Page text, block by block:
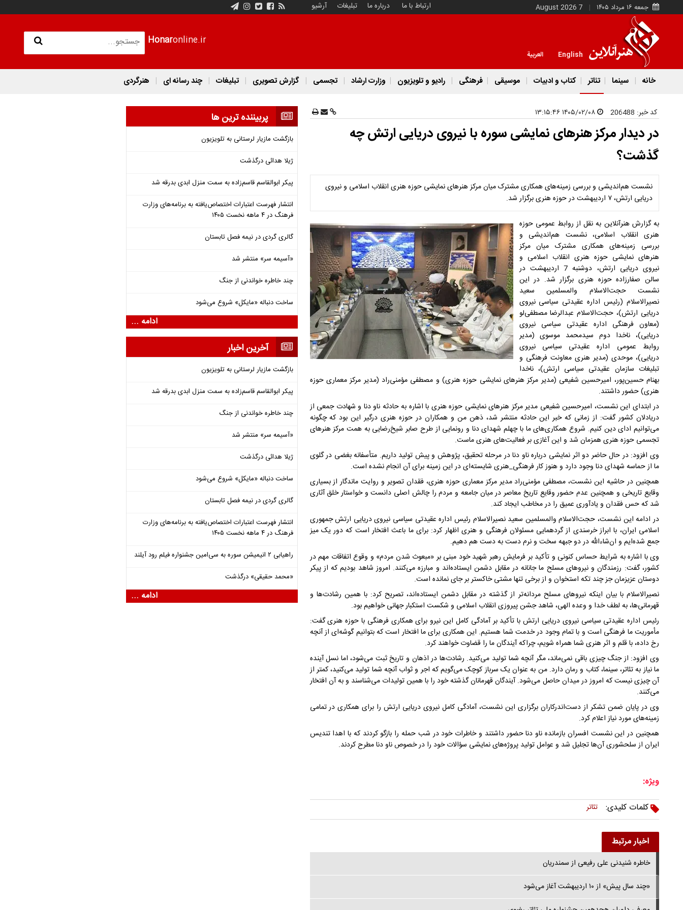
جمعه ۱۶ مرداد ۱۴۰۵ 7 August 2026 ارتباط با ما درباره ما تبلیغات آرشیو
Honaronline.ir
English العربية
خانه سینما تئاتر کتاب و ادبیات موسیقی فرهنگی رادیو و تلویزیون وزارت ارشاد تجسمی گزارش تصویری تبلیغات چند رسانه ای هنرگردی
کد خبر: 206488
در دیدار مرکز هنرهای نمایشی سوره با نیروی دریایی ارتش چه
گذشت؟
نشست هم‌اندیشی و بررسی زمینه‌های همکاری مشترک میان مرکز هنرهای نمایشی حوزه هنری انقلاب اسلامی و نیروی
دریایی ارتش، ۷ اردیبهشت‌ در حوزه هنری برگزار شد.
به گزارش هنرآنلاین به نقل از روابط عمومی حوزه
هنری انقلاب اسلامی، نشست هم‌اندیشی و
بررسی زمینه‌های همکاری مشترک میان مرکز
هنرهای نمایشی حوزه هنری انقلاب اسلامی و
نیروی دریایی ارتش، دوشنبه 7 اردیبهشت در
سالن صفارزاده حوزه هنری برگزار شد. در این
نشست حجت‌الاسلام والمسلمین سعید
نصیرالاسلام (رئیس اداره عقیدتی سیاسی نیروی
دریایی ارتش)، حجت‌الاسلام عبدالرضا مصطفی‌لو
(معاون فرهنگی اداره عقیدتی سیاسی نیروی
دریایی)، ناخدا دوم سیدمحمد موسوی (مدیر
روابط عمومی اداره عقیدتی سیاسی نیروی
دریایی)، موحدی (مدیر هنری معاونت فرهنگی و
تبلیغات سازمان عقیدتی سیاسی ارتش)، ناخدا
بهنام حسین‌پور، امیرحسین شفیعی (مدیر مرکز هنرهای نمایشی حوزه هنری) و مصطفی مؤمنی‌راد (مدیر مرکز معماری حوزه
هنری) حضور داشتند.
در ابتدای این نشست، امیرحسین شفیعی مدیر مرکز هنرهای نمایشی حوزه هنری با اشاره به حادثه ناو دنا و شهادت جمعی از
دریادلان کشور گفت: از زمانی که خبر این حادثه منتشر شد، ذهن من و همکاران در حوزه هنری درگیر این بود که چگونه
می‌توانیم ادای دین کنیم. شروع همکاری‌های ما با چهلم شهدای دنا و رونمایی از طرح صابر شیخ‌رضایی به همت مرکز هنرهای
تجسمی حوزه هنری همزمان شد و این آغازی بر فعالیت‌های هنری ماست.
وی افزود: در حال حاضر دو اثر نمایشی درباره ناو دنا در مرحله تحقیق، پژوهش و پیش تولید داریم. متأسفانه بغضی در گلوی
ما از حماسه شهدای دنا وجود دارد و هنوز کار فرهنگی_هنری شایسته‌ای در این زمینه برای آن انجام نشده است.
همچنین در حاشیه این نشست، مصطفی مؤمنی‌راد مدیر مرکز معماری حوزه هنری، فقدان تصویر و روایت ماندگار از بسیاری
وقایع تاریخی و همچنین عدم حضور وقایع تاریخ معاصر در میان جامعه و ‌مردم را چالش اصلی دانست و خواستار خلق آثاری
شد که حس فقدان و یادآوری عمیق را در مخاطب ایجاد کند.
در ادامه این نشست، حجت‌الاسلام والمسلمین سعید نصیرالاسلام رئیس اداره عقیدتی سیاسی نیروی دریایی ارتش جمهوری
اسلامی ایران، با ابراز خرسندی از گردهمایی مسئولان فرهنگی و هنری اظهار کرد: برای ما باعث افتخار است که دور یک میز
جمع شده‌ایم و ان‌شاءالله در دو جبهه سخت و نرم دست به دست هم دهیم.
وی با اشاره به شرایط حساس کنونی و تأکید بر فرمایش رهبر شهید خود مبنی بر «مبعوث شدن مردم» و وقوع اتفاقات مهم در
کشور، گفت: رزمندگان و نیروهای مسلح ما جانانه در مقابل دشمن ایستاده‌اند و مبارزه می‌کنند. امروز شاهد بودیم که از پیکر
دوستان عزیزمان جز چند تکه استخوان و از برخی تنها مشتی خاکستر بر جای نمانده است.
نصیرالاسلام با بیان اینکه نیروهای مسلح مردانه‌تر از گذشته در مقابل دشمن ایستاده‌اند، تصریح کرد: با همین رشادت‌ها و
قهرمانی‌ها، به لطف خدا و وعده الهی، شاهد جشن پیروزی انقلاب اسلامی و شکست استکبار جهانی خواهیم بود.
رئیس اداره عقیدتی سیاسی نیروی دریایی ارتش با تأکید بر آمادگی کامل این نیرو برای همکاری فرهنگی با حوزه هنری گفت:
مأموریت ما فرهنگی است و با تمام وجود در خدمت شما هستیم. این همکاری برای ما افتخار است که بتوانیم گوشه‌ای از آنچه
رخ داده، با قلم و اثر هنری شما همراه شویم، چراکه آیندگان ما را قضاوت خواهند کرد.
وی افزود: از جنگ چیزی باقی نمی‌ماند، مگر آنچه شما تولید می‌کنید. رشادت‌ها در اذهان و تاریخ ثبت می‌شود، اما نسل آینده
ما نیاز به تئاتر، سینما، کتاب و رمان دارد. من به عنوان یک سرباز کوچک می‌گویم که اجر و ثواب آنچه شما تولید می‌کنید، کمتر از
آن چیزی نیست که امروز در میدان حاصل می‌شود. آیندگان قهرمانان گذشته خود را با همین تولیدات می‌شناسند و به آن افتخار
می‌کنند.
وی در پایان ضمن تشکر از دست‌اندرکاران برگزاری این نشست، آمادگی کامل نیروی دریایی ارتش را برای همکاری در تمامی
زمینه‌های مورد نیاز اعلام کرد.
همچنین در این نشست افسران بازمانده ناو دنا حضور داشتند و خاطرات خود در شب حمله را بازگو کردند که با اهدا تندیس
ایران از سلحشوری آن‌ها تجلیل شد و عوامل تولید پروژه‌های نمایشی سؤالات خود را در خصوص ناو دنا مطرح کردند.
ویژه:
کلمات کلیدی:
تئاتر
اخبار مرتبط
خاطره شنیدنی علی رفیعی از سمندریان
«چند سال پیش» از ۱۰ اردیبهشت آغاز می‌شود
پربیننده ترین ها
بازگشت مازیار لرستانی به تلویزیون
ژیلا هدائی درگذشت
پیکر ابوالقاسم قاسم‌زاده به سمت منزل ابدی بدرقه شد
انتشار فهرست اعتبارات اختصاص‌یافته به برنامه‌های وزارت
فرهنگ در ۴ ماهه نخست ۱۴۰۵
گالری گردی در نیمه فصل تابستان
«آسیمه سر» منتشر شد
چند خاطره خواندنی از جنگ
ساخت دنباله «مایکل» شروع می‌شود
ادامه ...
آخرین اخبار
بازگشت مازیار لرستانی به تلویزیون
پیکر ابوالقاسم قاسم‌زاده به سمت منزل ابدی بدرقه شد
چند خاطره خواندنی از جنگ
«آسیمه سر» منتشر شد
ژیلا هدائی درگذشت
ساخت دنباله «مایکل» شروع می‌شود
گالری گردی در نیمه فصل تابستان
انتشار فهرست اعتبارات اختصاص‌یافته به برنامه‌های وزارت
فرهنگ در ۴ ماهه نخست ۱۴۰۵
راهیابی ۲ انیمیشن سوره به سی‌امین جشنواره فیلم رود آیلند
«محمد حقیقی» درگذشت
ادامه ...